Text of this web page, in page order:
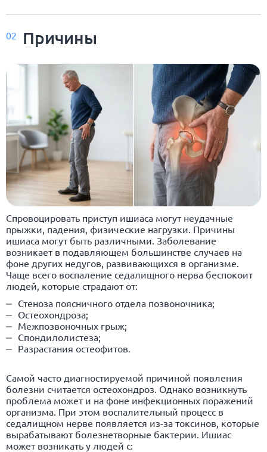
02 Причины
Спровоцировать приступ ишиаса могут неудачные
прыжки, падения, физические нагрузки. Причины
ишиаса могут быть различными. Заболевание
возникает в подавляющем большинстве случаев на
фоне других недугов, развивающихся в организме.
Чаще всего воспаление седалищного нерва беспокоит
людей, которые страдают от:
Стеноза поясничного отдела позвоночника;
Остеохондроза;
Межпозвоночных грыж;
Спондилолистеза;
Разрастания остеофитов.
Самой часто диагностируемой причиной появления
болезни считается остеохондроз. Однако возникнуть
проблема может и на фоне инфекционных поражений
организма. При этом воспалительный процесс в
седалищном нерве появляется из-за токсинов, которые
вырабатывают болезнетворные бактерии. Ишиас
может возникать у людей с: